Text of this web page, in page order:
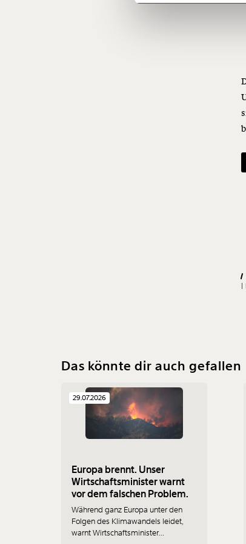
Das könnte dir auch gefallen
29.07.2026
Europa brennt. Unser
Wirtschaftsminister warnt
vor dem falschen Problem.
Während ganz Europa unter den
Folgen des Klimawandels leidet,
warnt Wirtschaftsminister